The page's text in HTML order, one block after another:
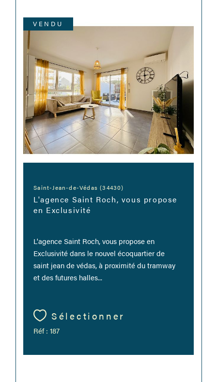
Saint-Jean-de-Védas (34430)
L'agence Saint Roch, vous propose
en Exclusivité
L'agence Saint Roch, vous propose en
Exclusivité dans le nouvel écoquartier de
saint jean de védas, à proximité du tramway
et des futures halles...
Sélectionner
Réf : 187
VENDU